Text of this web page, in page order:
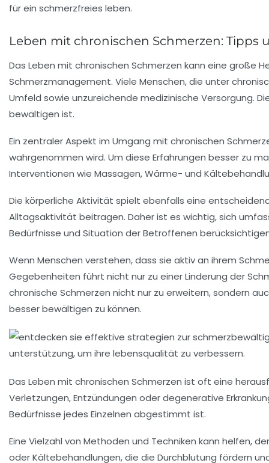
Leben mit chronischen Schmerzen: Tipps
Das Leben mit chronischen Schmerzen kann eine große
Schmerzmanagement. Viele Menschen, die unter
Umfeld sowie unzureichende medizinische Versorgung.
bewältigen ist.
Ein zentraler Aspekt im Umgang mit chronischen
wahrgenommen wird. Um diese Erfahrungen besser zu
Interventionen wie Massagen,Wärme- und
Die körperliche Aktivität spielt ebenfalls eine
Alltagsaktivität beitragen. Daher ist es wichtig, sich
Bedürfnisse und Situation der Betroffenen
Wenn Menschen verstehen, dass sie aktiv an ihrem
Gegebenheiten führt nicht nur zu einer Linderung der
chronische Schmerzen nicht nur zu erweitern, sondern
besser bewältigen zu können.
Das Leben mit chronischen Schmerzen ist oft eine
Verletzungen, Entzündungen oder degenerative
Bedürfnisse jedes Einzelnen abgestimmt ist.
Eine Vielzahl von Methoden und Techniken kann helfen,
oder Kältebehandlungen, die die Durchblutung fördern